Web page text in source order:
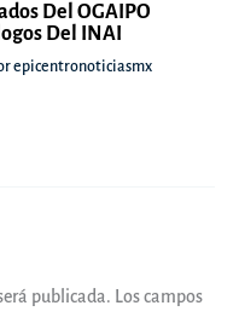
Del OGAIPO
Del INAI
epicentronoticiasmx
publicada. Los campos